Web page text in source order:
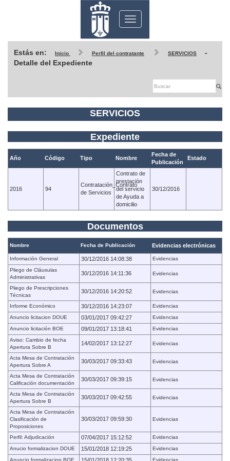
Toggle
navigation
Estás en: Inicio Perfil del contratante SERVICIOS
-
Detalle del Expediente
SERVICIOS
Expediente
Año Código Tipo Nombre
Fecha de
Publicación
Estado
2016 94
Contratación_Contrato
de Servicios
Contrato de
prestación
del servicio
de Ayuda a
domicilio
30/12/2016
Documentos
Nombre Fecha de Publicación Evidencias electrónicas
Información General 30/12/2016 14:08:38
Evidencias
Pliego de Cláusulas
Administrativas
30/12/2016 14:11:36 Evidencias
Pliego de Prescripciones
Técnicas
30/12/2016 14:20:52 Evidencias
Informe Económico 30/12/2016 14:23:07
Evidencias
Anuncio licitacion DOUE
03/01/2017 09:42:27
Evidencias
Anuncio licitación BOE
09/01/2017 13:18:41
Evidencias
Aviso: Cambio de fecha
Apertura Sobre B
14/02/2017 13:12:27 Evidencias
Acta Mesa de Contratación
Apertura Sobre A
30/03/2017 09:33:43 Evidencias
Acta Mesa de Contratación
Calificación documentación
30/03/2017 09:39:15 Evidencias
Acta Mesa de Contratación
Apertura Sobre B
30/03/2017 09:42:55 Evidencias
Acta Mesa de Contratación
Clasificación de
Proposiciones
30/03/2017 09:59:30 Evidencias
Perfil: Adjudicación 07/04/2017 15:12:52
Evidencias
Anucio formalizacion DOUE
15/01/2018 12:19:25
Evidencias
Anuncio formalizacion BOE
Evidencias